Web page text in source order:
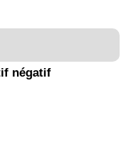
négatif